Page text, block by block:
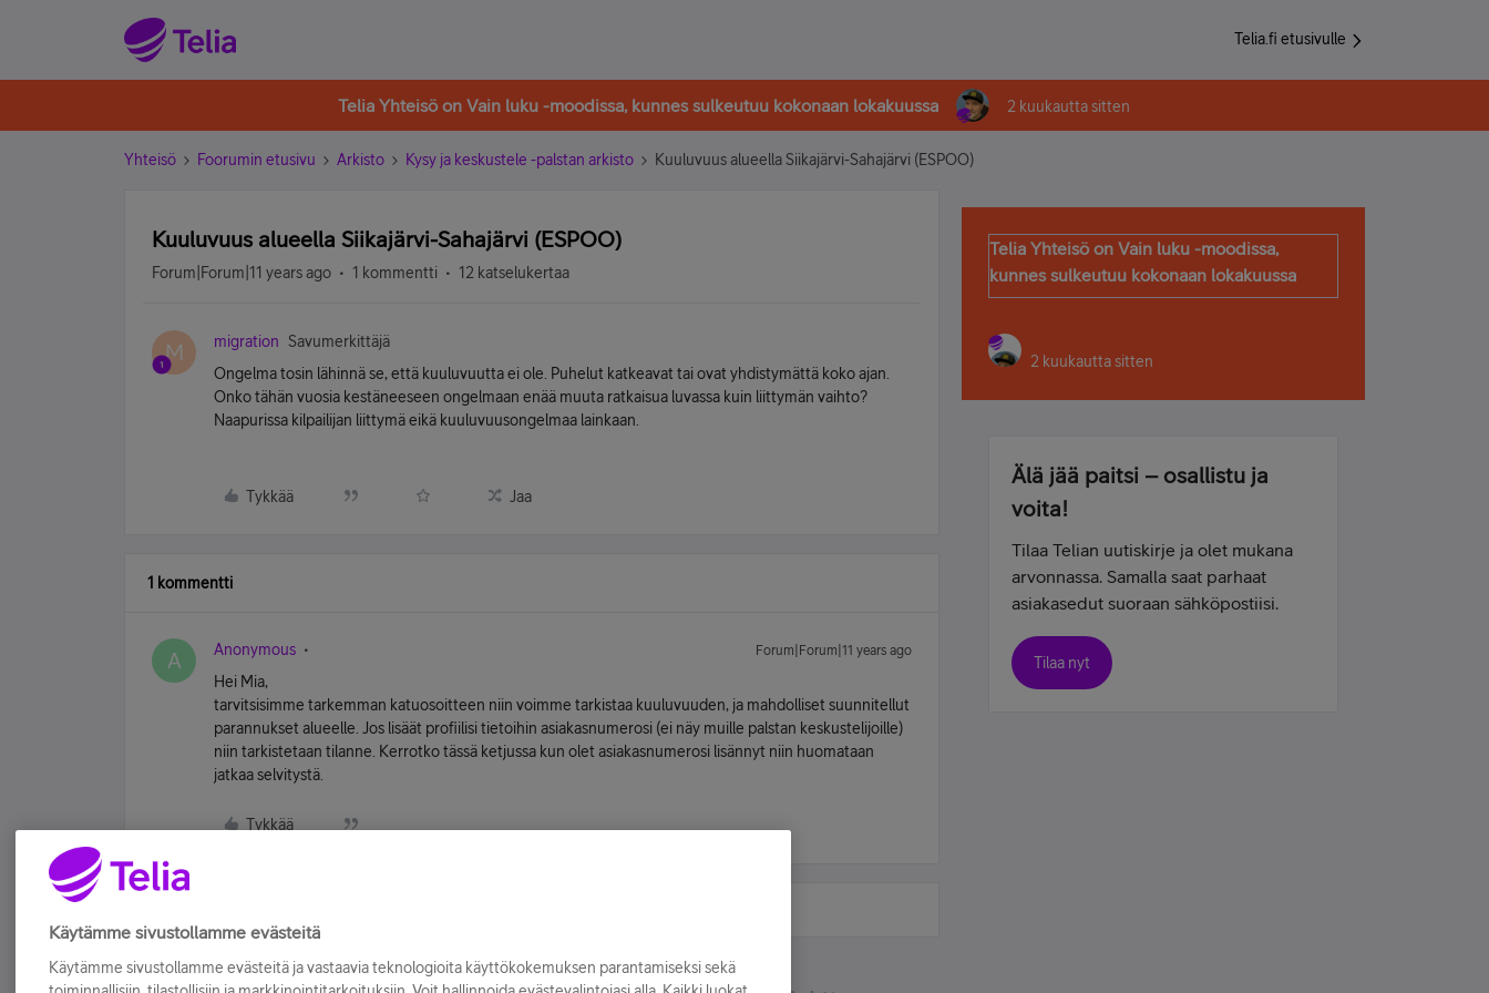
Telia.fi etusivulle
Telia Yhteisö on Vain luku -moodissa, kunnes sulkeutuu kokonaan lokakuussa 2 kuukautta sitten
Yhteisö Foorumin etusivu Arkisto Kysy ja keskustele -palstan arkisto Kuuluvuus alueella Siikajärvi-Sahajärvi (ESPOO)
Kuuluvuus alueella Siikajärvi-Sahajärvi (ESPOO)
Forum|Forum|11 years ago 1 kommentti 12 katselukertaa
M migration
Savumerkittäjä
Ongelma tosin lähinnä se, että kuuluvuutta ei ole. Puhelut katkeavat tai ovat yhdistymättä koko ajan.
Onko tähän vuosia kestäneeseen ongelmaan enää muuta ratkaisua luvassa kuin liittymän vaihto?
Naapurissa kilpailijan liittymä eikä kuuluvuusongelmaa lainkaan.
Tykkää Jaa
1 kommentti
A Anonymous Forum|Forum|11 years ago
Hei Mia,
tarvitsisimme tarkemman katuosoitteen niin voimme tarkistaa kuuluvuuden, ja mahdolliset suunnitellut
parannukset alueelle. Jos lisäät profiilisi tietoihin asiakasnumerosi (ei näy muille palstan keskustelijoille)
niin tarkistetaan tilanne. Kerrotko tässä ketjussa kun olet asiakasnumerosi lisännyt niin huomataan
jatkaa selvitystä.
Tykkää
Telia Yhteisö on Vain luku -moodissa,
kunnes sulkeutuu kokonaan lokakuussa
2 kuukautta sitten
Älä jää paitsi – osallistu ja
voita!
Tilaa Telian uutiskirje ja olet mukana
arvonnassa. Samalla saat parhaat
asiakasedut suoraan sähköpostiisi.
Tilaa nyt
Käytämme sivustollamme evästeitä
Käytämme sivustollamme evästeitä ja vastaavia teknologioita käyttökokemuksen parantamiseksi sekä